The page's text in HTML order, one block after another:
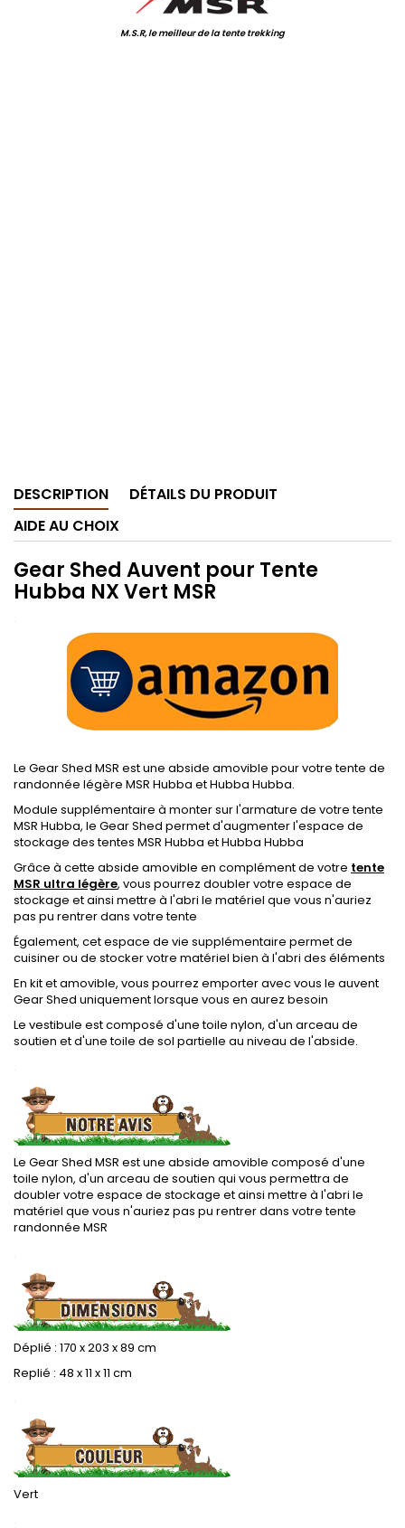
M.S.R, le meilleur de la tente trekking
DESCRIPTION
DÉTAILS DU PRODUIT
AIDE AU CHOIX
Gear Shed Auvent pour Tente
Hubba NX Vert MSR
.
Le Gear Shed MSR est une abside amovible pour votre tente de
randonnée légère MSR Hubba et Hubba Hubba.
Module supplémentaire à monter sur l'armature de votre tente
MSR Hubba, le Gear Shed permet d'augmenter l'espace de
stockage des tentes MSR Hubba et Hubba Hubba
Grâce à cette abside amovible en complément de votre tente
MSR ultra légère, vous pourrez doubler votre espace de
stockage et ainsi mettre à l'abri le matériel que vous n'auriez
pas pu rentrer dans votre tente
Également, cet espace de vie supplémentaire permet de
cuisiner ou de stocker votre matériel bien à l'abri des éléments
En kit et amovible, vous pourrez emporter avec vous le auvent
Gear Shed uniquement lorsque vous en aurez besoin
Le vestibule est composé d'une toile nylon, d'un arceau de
soutien et d'une toile de sol partielle au niveau de l'abside.
.
Le Gear Shed MSR est une abside amovible composé d'une
toile nylon, d'un arceau de soutien qui vous permettra de
doubler votre espace de stockage et ainsi mettre à l'abri le
matériel que vous n'auriez pas pu rentrer dans votre tente
randonnée MSR
.
Déplié : 170 x 203 x 89 cm
Replié : 48 x 11 x 11 cm
.
Vert
.